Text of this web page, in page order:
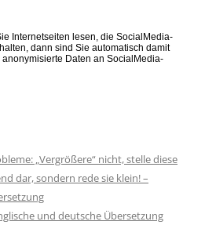
Internetseiten lesen, die SocialMedia-
dann sind Sie automatisch damit
Daten an SocialMedia-
„Vergrößere“ nicht, stelle diese
dar, sondern rede sie klein! –
und deutsche Übersetzung